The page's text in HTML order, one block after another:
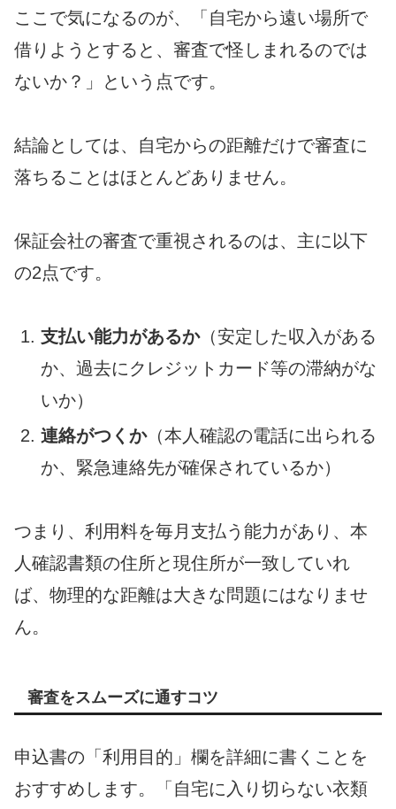
ここで気になるのが、「自宅から遠い場所で
借りようとすると、審査で怪しまれるのでは
ないか？」という点です。
結論としては、 自宅からの距離だけで審査に
落ちることはほとんどありません。
保証会社の審査で重視されるのは、主に以下
の2点です。
支払い能力があるか（安定した収入がある
か、過去にクレジットカード等の滞納がな
いか）
連絡がつくか（本人確認の電話に出られる
か、緊急連絡先が確保されているか）
つまり、利用料を毎月支払う能力があり、本
人確認書類の住所と現住所が一致していれ
ば、物理的な距離は大きな問題にはなりませ
ん。
審査をスムーズに通すコツ
申込書の「利用目的」欄を詳細に書くことを
おすすめします。「自宅に入り切らない衣類